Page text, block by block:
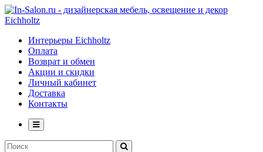
Интерьеры Eichholtz
Оплата
Возврат и обмен
Акции и скидки
Личный кабинет
Доставка
Контакты